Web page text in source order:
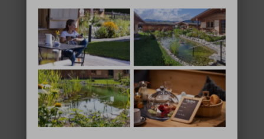
MAX. 2 PERSONEN
TERRASSE